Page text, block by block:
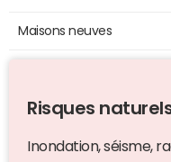
Maisons neuves
Risques
Inondation, séisme,